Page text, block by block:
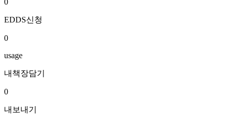
0
EDDS신청
0
usage
내책장담기
0
내보내기